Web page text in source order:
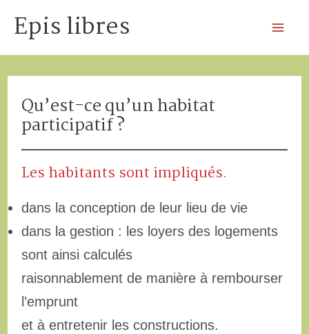
contenu
Epis libres
Qu’est-ce qu’un habitat
participatif ?
Les habitants sont impliqués.
dans la conception de leur lieu de vie
dans la gestion : les loyers des logements
sont ainsi calculés
raisonnablement de manière à rembourser
l’emprunt
et à entretenir les constructions.